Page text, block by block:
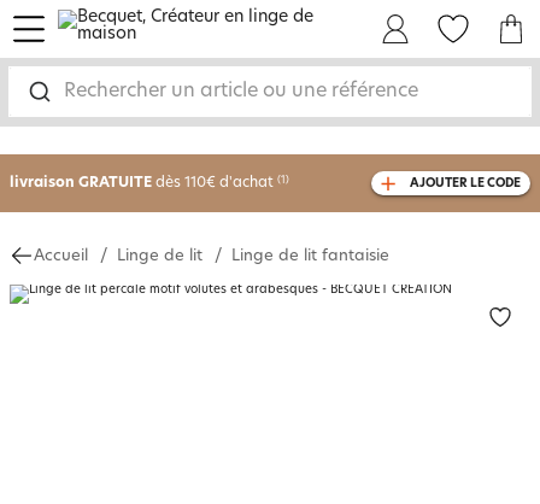
Rechercher un article ou une référence
menu
-30% sur votre commande dès 2 articles
achetés
livraison GRATUITEdès 110€ d'achat
avec le code 750826
AJOUTER LE CODE
Accueil Linge de lit Linge de lit fantaisie